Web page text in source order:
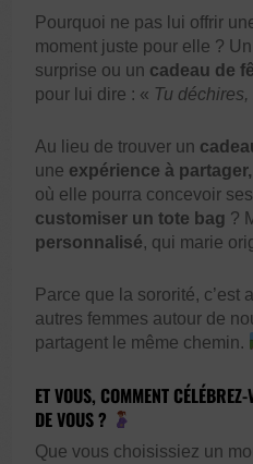
Pourquoi ne pas lui offrir
moment juste pour elle ?
surprise ou un cadeau de
pour lui dire : « Tu
Au lieu de trouver un
une expérience à partager,
où elle pourra concevoir ses
customiser un tote bag ?
personnalisé, qui marie
Parce que la sororité, c’est
autres femmes autour de
partagent le même chemin.
ET VOUS, COMMENT
DE VOUS ?
Que vous choisissiez un